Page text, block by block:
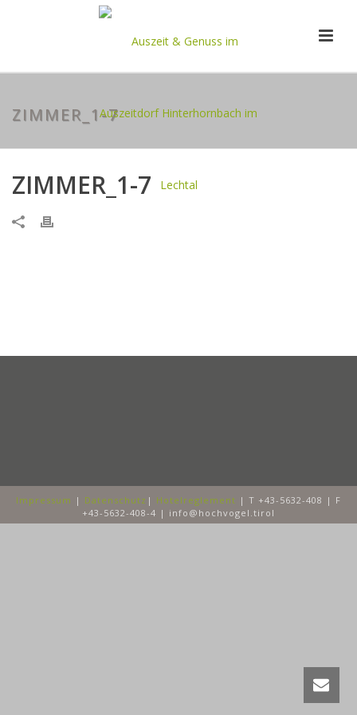
ZIMMER_1-7
ZIMMER_1-7
Impressum | Datenschutz | Hotelreglement | T +43-5632-408 | F
+43-5632-408-4 | info@hochvogel.tirol